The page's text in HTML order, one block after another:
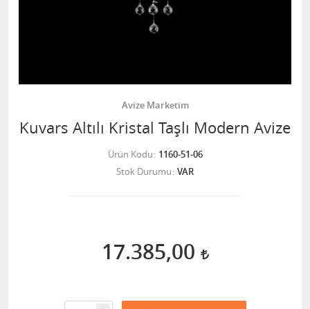
Avize Marketim
Kuvars Altılı Kristal Taşlı Modern Avize
Ürün Kodu 1160-51-06
Stok Durumu VAR
17.385,00